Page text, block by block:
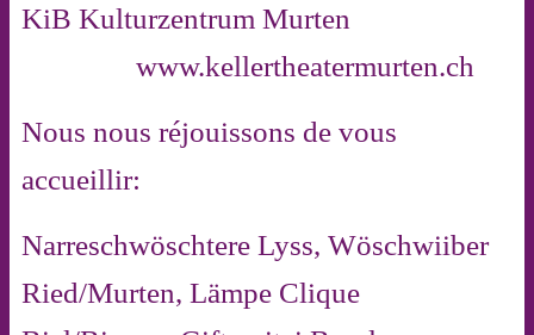
KiB Kulturzentrum Murten
www.kellertheatermurten.ch
Nous nous réjouissons de vous
accueillir:
Narreschwöschtere Lyss, Wöschwiiber
Ried/Murten, Lämpe Clique